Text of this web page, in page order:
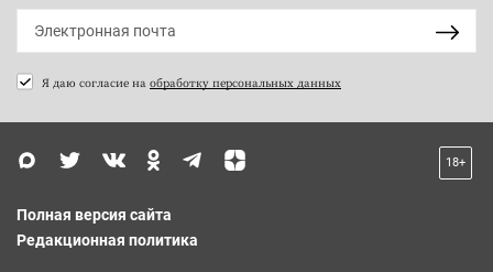
Я даю согласие на обработку персональных данных
18+
Полная версия сайта
Редакционная политика